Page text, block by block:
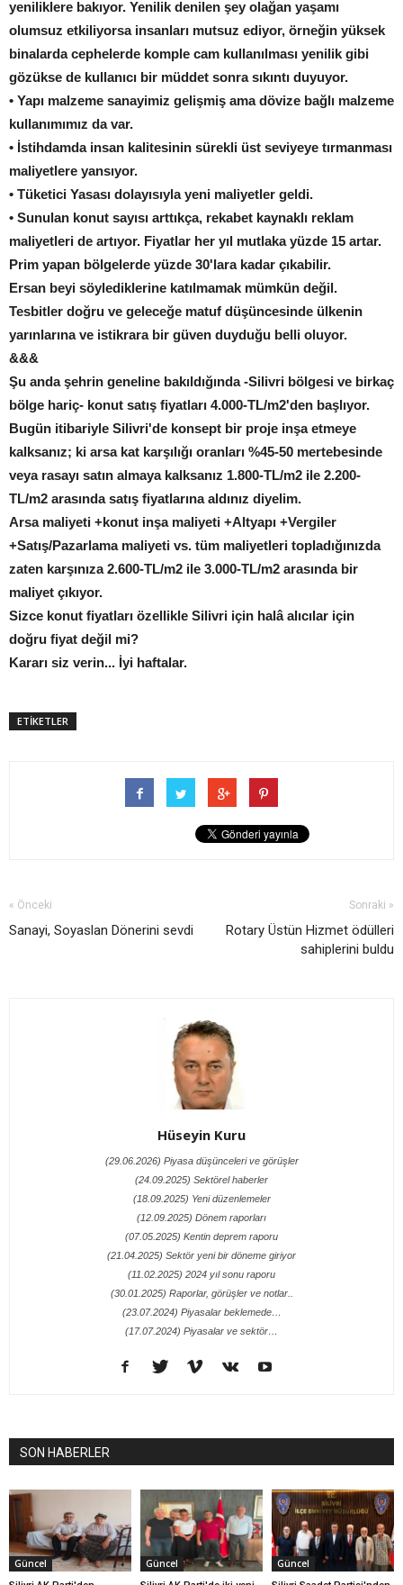
yeniliklere bakıyor. Yenilik denilen şey olağan yaşamı
olumsuz etkiliyorsa insanları mutsuz ediyor, örneğin yüksek
binalarda cephelerde komple cam kullanılması yenilik gibi
gözükse de kullanıcı bir müddet sonra sıkıntı duyuyor.
• Yapı malzeme sanayimiz gelişmiş ama dövize bağlı malzeme
kullanımımız da var.
• İstihdamda insan kalitesinin sürekli üst seviyeye tırmanması
maliyetlere yansıyor.
• Tüketici Yasası dolayısıyla yeni maliyetler geldi.
• Sunulan konut sayısı arttıkça, rekabet kaynaklı reklam
maliyetleri de artıyor. Fiyatlar her yıl mutlaka yüzde 15 artar.
Prim yapan bölgelerde yüzde 30'lara kadar çıkabilir.
Ersan beyi söylediklerine katılmamak mümkün değil.
Tesbitler doğru ve geleceğe matuf düşüncesinde ülkenin
yarınlarına ve istikrara bir güven duyduğu belli oluyor.
&&&
Şu anda şehrin geneline bakıldığında -Silivri bölgesi ve birkaç
bölge hariç- konut satış fiyatları 4.000-TL/m2'den başlıyor.
Bugün itibariyle Silivri'de konsept bir proje inşa etmeye
kalksanız; ki arsa kat karşılığı oranları %45-50 mertebesinde
veya rasayı satın almaya kalksanız 1.800-TL/m2 ile 2.200-
TL/m2 arasında satış fiyatlarına aldınız diyelim.
Arsa maliyeti +konut inşa maliyeti +Altyapı +Vergiler
+Satış/Pazarlama maliyeti vs. tüm maliyetleri topladığınızda
zaten karşınıza 2.600-TL/m2 ile 3.000-TL/m2 arasında bir
maliyet çıkıyor.
Sizce konut fiyatları özellikle Silivri için halâ alıcılar için
doğru fiyat değil mi?
Kararı siz verin... İyi haftalar.
ETİKETLER
« Önceki
Sanayi, Soyaslan Dönerini sevdi
Sonraki »
Rotary Üstün Hizmet ödülleri
sahiplerini buldu
Hüseyin Kuru
(29.06.2026) Piyasa düşünceleri ve görüşler
(24.09.2025) Sektörel haberler
(18.09.2025) Yeni düzenlemeler
(12.09.2025) Dönem raporları
(07.05.2025) Kentin deprem raporu
(21.04.2025) Sektör yeni bir döneme giriyor
(11.02.2025) 2024 yıl sonu raporu
(30.01.2025) Raporlar, görüşler ve notlar..
(23.07.2024) Piyasalar beklemede…
(17.07.2024) Piyasalar ve sektör…
SON HABERLER
Güncel Güncel Güncel